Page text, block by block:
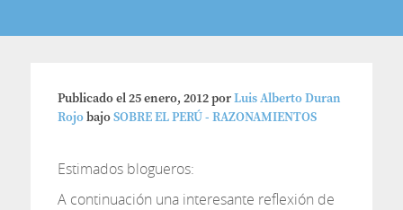
Publicado el25 enero, 2012porLuis Alberto Duran
RojobajoSOBRE EL PERÚ - RAZONAMIENTOS
Estimados blogueros:
A continuación una interesante reflexión de